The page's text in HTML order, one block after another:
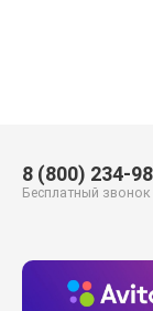
8 (800) 234-
Бесплатный